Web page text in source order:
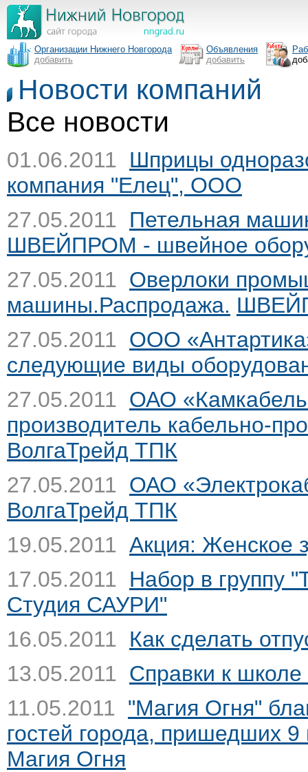
Организации Нижнего Новгорода
добавить
Объявления
добавить
Новости компаний
Все новости
01.06.2011 Шприцы
компания "Елец", ООО
27.05.2011 Петельная
ШВЕЙПРОМ - швейное
27.05.2011 Оверлоки
машины.Распродажа.
27.05.2011 ООО
следующие виды
27.05.2011 ОАО
производитель кабельно-
ВолгаТрейд ТПК
27.05.2011 ОАО
ВолгаТрейд ТПК
19.05.2011 Акция: Женское
17.05.2011 Набор в
Студия САУРИ"
16.05.2011 Как сделать
13.05.2011 Справки к
11.05.2011 "Магия Огня"
гостей города, пришедших
Магия Огня